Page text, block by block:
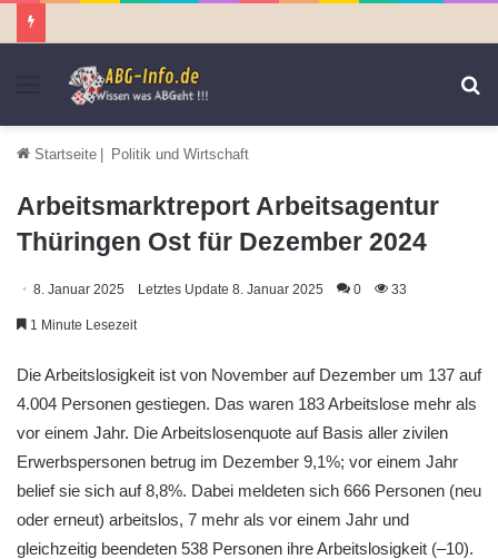
Menü
Startseite | Politik und Wirtschaft
Arbeitsmarktreport Arbeitsagentur
Thüringen Ost für Dezember 2024
8. Januar 2025 Letztes Update 8. Januar 2025 0 33
1 Minute Lesezeit
Die Arbeitslosigkeit ist von November auf Dezember um 137 auf
4.004 Personen gestiegen. Das waren 183 Arbeitslose mehr als
vor einem Jahr. Die Arbeitslosenquote auf Basis aller zivilen
Erwerbspersonen betrug im Dezember 9,1%; vor einem Jahr
belief sie sich auf 8,8%. Dabei meldeten sich 666 Personen (neu
oder erneut) arbeitslos, 7 mehr als vor einem Jahr und
gleichzeitig beendeten 538 Personen ihre Arbeitslosigkeit (–10).